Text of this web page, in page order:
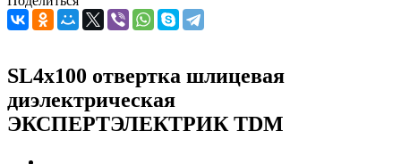
SL4x100 отвертка шлицевая
диэлектрическая
ЭКСПЕРТЭЛЕКТРИК TDM